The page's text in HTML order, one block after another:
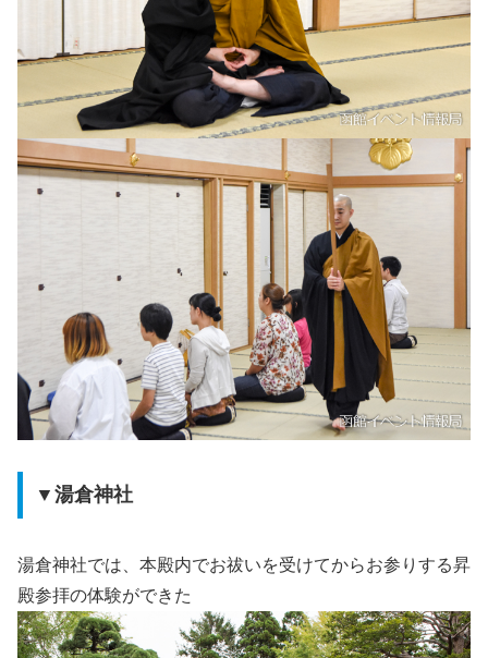
▼湯倉神社
湯倉神社では、本殿内でお祓いを受けてからお参りする昇
殿参拝の体験ができた